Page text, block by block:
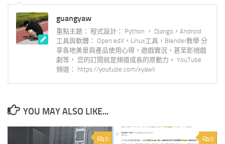
guangyaw
重點主題： 程式設計： Python ， Django，Android
工具與軟體： Open edX，Linux工具，Blender教學 分
享各地美景與產品使用心得，遊戲實況，甚至影視戲
劇等， 您的訂閱就是頻道成長的原動力。 YouTube
頻道： https://youtube.com/xyawli
YOU MAY ALSO LIKE...
0 0